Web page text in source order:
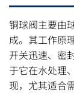
铜球阀主要由
成。其工作原
开关迅速、密
于它在水处理
现，尤其适合